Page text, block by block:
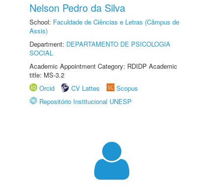
Nelson Pedro da Silva
School: Faculdade de Ciências e Letras (Câmpus de
Assis)
Department: DEPARTAMENTO DE PSICOLOGIA
SOCIAL
Academic Appointment Category: RDIDP Academic
title: MS-3.2
Orcid
CV Lattes
Scopus
Repositório Institucional UNESP